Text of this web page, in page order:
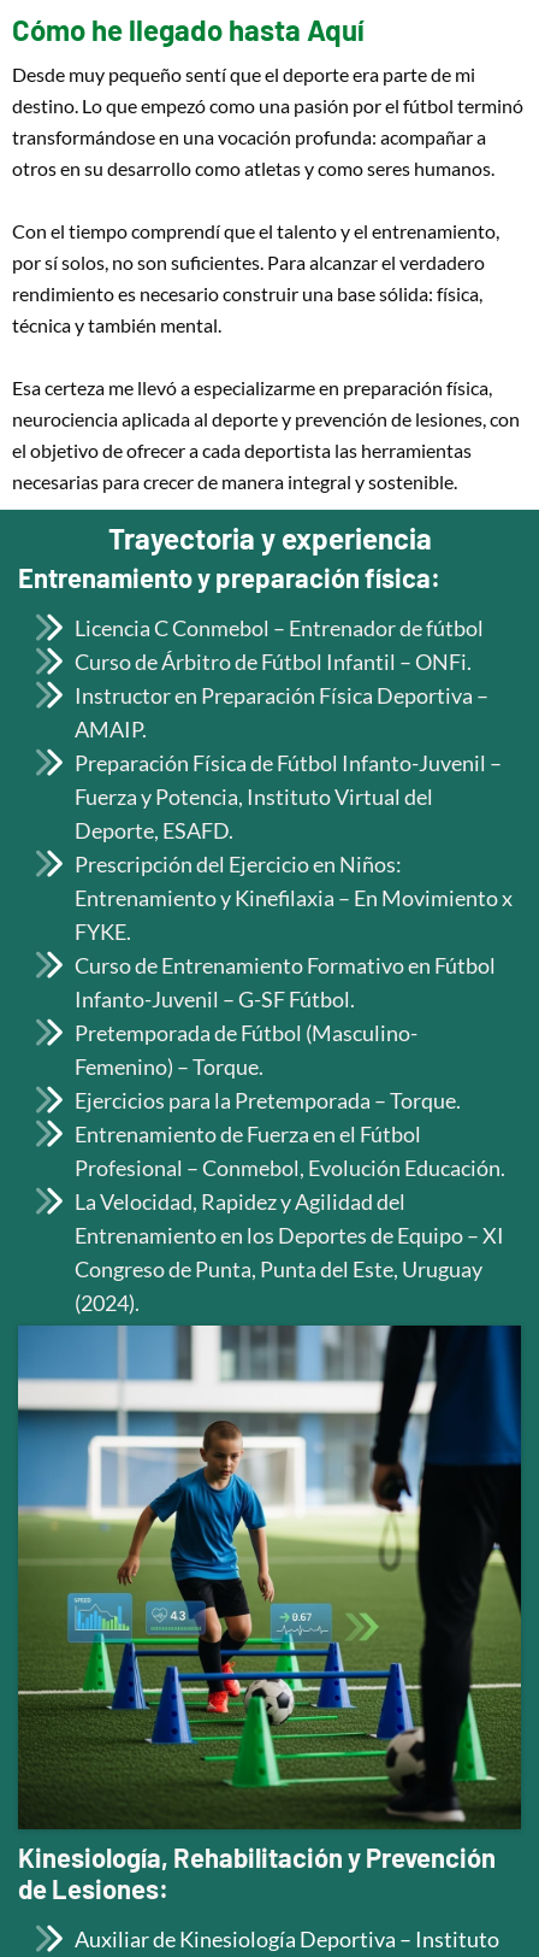
Cómo he llegado hasta Aquí
Desde muy pequeño sentí que el deporte era parte de mi
destino. Lo que empezó como una pasión por el fútbol terminó
transformándose en una vocación profunda: acompañar a
otros en su desarrollo como atletas y como seres humanos.
Con el tiempo comprendí que el talento y el entrenamiento,
por sí solos, no son suficientes. Para alcanzar el verdadero
rendimiento es necesario construir una base sólida: física,
técnica y también mental.
Esa certeza me llevó a especializarme en preparación física,
neurociencia aplicada al deporte y prevención de lesiones, con
el objetivo de ofrecer a cada deportista las herramientas
necesarias para crecer de manera integral y sostenible.
Trayectoria y experiencia
Entrenamiento y preparación física:
Licencia C Conmebol – Entrenador de fútbol
Curso de Árbitro de Fútbol Infantil – ONFi.
Instructor en Preparación Física Deportiva –
AMAIP.
Preparación Física de Fútbol Infanto-Juvenil –
Fuerza y Potencia, Instituto Virtual del
Deporte, ESAFD.
Prescripción del Ejercicio en Niños:
Entrenamiento y Kinefilaxia – En Movimiento x
FYKE.
Curso de Entrenamiento Formativo en Fútbol
Infanto-Juvenil – G-SF Fútbol.
Pretemporada de Fútbol (Masculino-
Femenino) – Torque.
Ejercicios para la Pretemporada – Torque.
Entrenamiento de Fuerza en el Fútbol
Profesional – Conmebol, Evolución Educación.
La Velocidad, Rapidez y Agilidad del
Entrenamiento en los Deportes de Equipo – XI
Congreso de Punta, Punta del Este, Uruguay
(2024).
Kinesiología, Rehabilitación y Prevención
de Lesiones:
Auxiliar de Kinesiología Deportiva – Instituto